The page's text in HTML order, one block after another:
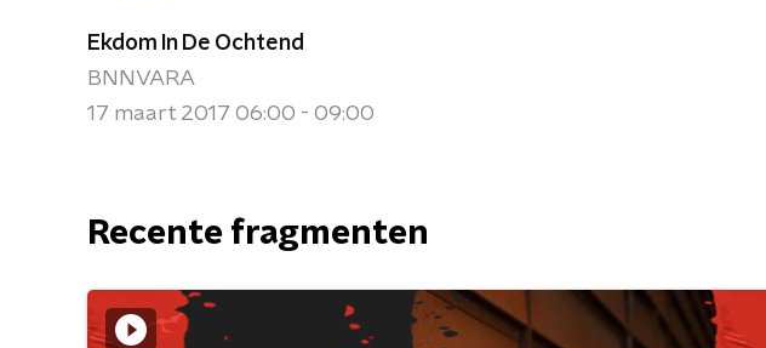
Ekdom In De Ochtend
BNNVARA
17 maart 2017 06:00 - 09:00
Recente fragmenten